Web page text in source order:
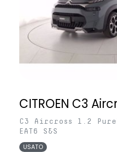
CITROEN C3
C3 Aircross 1.2
EAT6 S&S
USATO